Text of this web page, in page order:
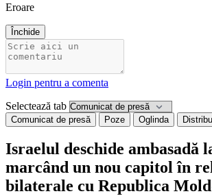
Eroare
Închide
Login pentru a comenta
Selectează tab
Comunicat de presă Poze Oglinda
Israelul deschide ambasadă
marcând un nou capitol în
bilaterale cu Republica